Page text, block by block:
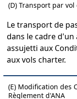
(D) Transport par
Le transport de
dans le cadre d'un
assujetti aux
aux vols charter.
(E) Modification des
Règlement d'ANA